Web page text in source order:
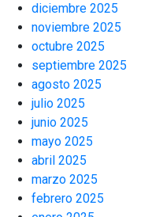
diciembre 2025
noviembre 2025
octubre 2025
septiembre 2025
agosto 2025
julio 2025
junio 2025
mayo 2025
abril 2025
marzo 2025
febrero 2025